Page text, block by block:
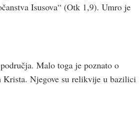
Isusova“ (Otk 1,9). Umro je
Malo toga je poznato o
Krista. Njegove su relikvije u bazilici